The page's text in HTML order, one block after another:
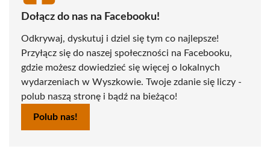
Dołącz do nas na Facebooku!
Odkrywaj, dyskutuj i dziel się tym co najlepsze!
Przyłącz się do naszej społeczności na Facebooku,
gdzie możesz dowiedzieć się więcej o lokalnych
wydarzeniach w Wyszkowie. Twoje zdanie się liczy -
polub naszą stronę i bądź na bieżąco!
Polub nas!